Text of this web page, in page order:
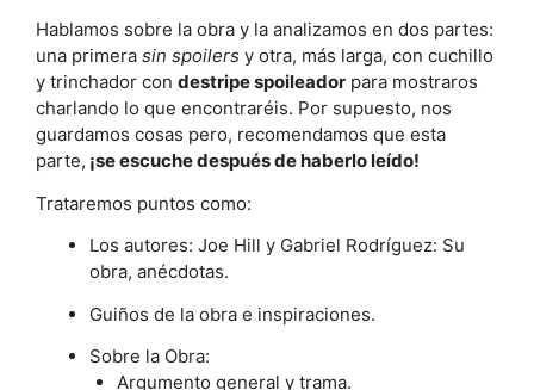
Hablamos sobre la obra y la analizamos en dos partes:
una primera sin spoilers y otra, más larga, con cuchillo
y trinchador con destripe spoileador para mostraros
charlando lo que encontraréis. Por supuesto, nos
guardamos cosas pero, recomendamos que esta
parte, ¡se escuche después de haberlo leído!
Trataremos puntos como:
Los autores: Joe Hill y Gabriel Rodríguez: Su
obra, anécdotas.
Guiños de la obra e inspiraciones.
Sobre la Obra:
Argumento general y trama.